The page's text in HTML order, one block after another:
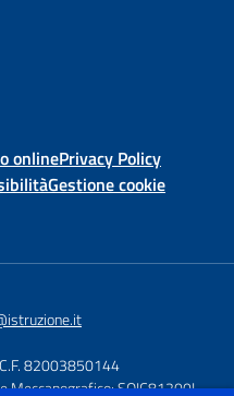
onlinePrivacy Policy
Gestione cookie
82003850144
Meccanografico: SOIC81200L